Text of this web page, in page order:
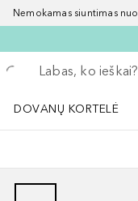
Nemokamas siuntimas
Grįžk atgal
Vykdykite paiešką
DOVANŲ KORTELĖ